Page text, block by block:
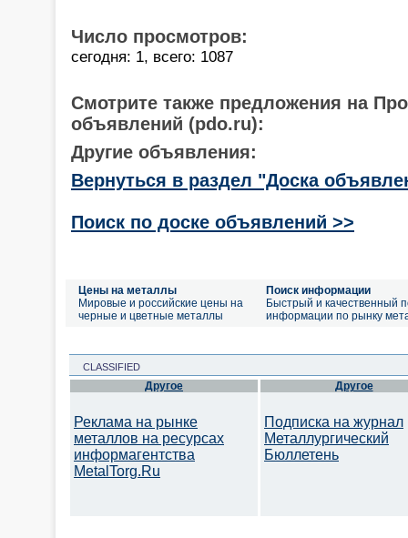
Число просмотров:
сегодня: 1, всего: 1087
Смотрите также предложения на
объявлений (pdo.ru):
Другие объявления:
Вернуться в раздел "Доска
Поиск по доске объявлений >>
Цены на металлы
Мировые и российские цены на
черные и цветные металлы
Поиск информации
Быстрый и качественный
информации по рынку
CLASSIFIED
Другое
Реклама на рынке
металлов на ресурсах
информагентства
MetalTorg.Ru
Другое
Подписка на журнал
Металлургический
Бюллетень